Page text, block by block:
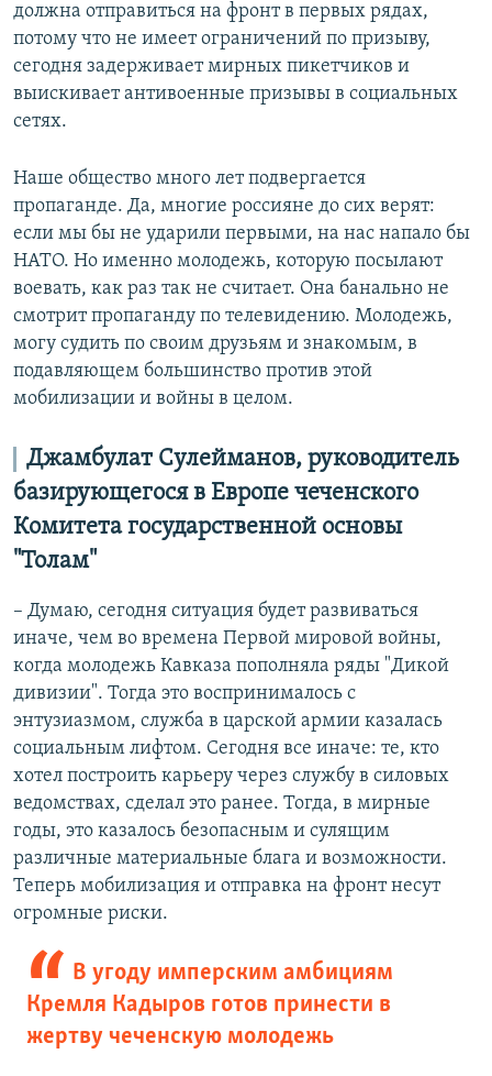
должна отправиться на фронт в первых рядах,
потому что не имеет ограничений по призыву,
сегодня задерживает мирных пикетчиков и
выискивает антивоенные призывы в социальных
сетях.
Наше общество много лет подвергается
пропаганде. Да, многие россияне до сих верят:
если мы бы не ударили первыми, на нас напало бы
НАТО. Но именно молодежь, которую посылают
воевать, как раз так не считает. Она банально не
смотрит пропаганду по телевидению. Молодежь,
могу судить по своим друзьям и знакомым, в
подавляющем большинство против этой
мобилизации и войны в целом.
Джамбулат Сулейманов, руководитель
базирующегося в Европе чеченского
Комитета государственной основы
"Толам"
– Думаю, сегодня ситуация будет развиваться
иначе, чем во времена Первой мировой войны,
когда молодежь Кавказа пополняла ряды "Дикой
дивизии". Тогда это воспринималось с
энтузиазмом, служба в царской армии казалась
социальным лифтом. Сегодня все иначе: те, кто
хотел построить карьеру через службу в силовых
ведомствах, сделал это ранее. Тогда, в мирные
годы, это казалось безопасным и сулящим
различные материальные блага и возможности.
Теперь мобилизация и отправка на фронт несут
огромные риски.
В угоду имперским амбициям
Кремля Кадыров готов принести в
жертву чеченскую молодежь